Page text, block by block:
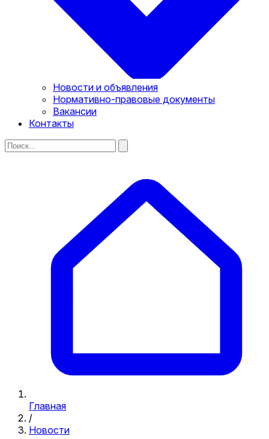
Новости и объявления
Нормативно-правовые документы
Вакансии
Контакты
Главная
/
Новости